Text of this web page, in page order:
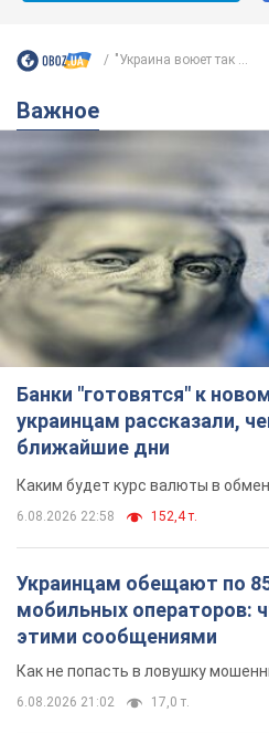
"Украина воюет так ...
Важное
Банки "готовятся" к
украинцам рассказали,
ближайшие дни
Каким будет курс валюты в
6.08.2026 22:58 152,4 т.
Украинцам обещают по
мобильных операторов:
этими сообщениями
Как не попасть в ловушку
6.08.2026 21:02 17,0 т.